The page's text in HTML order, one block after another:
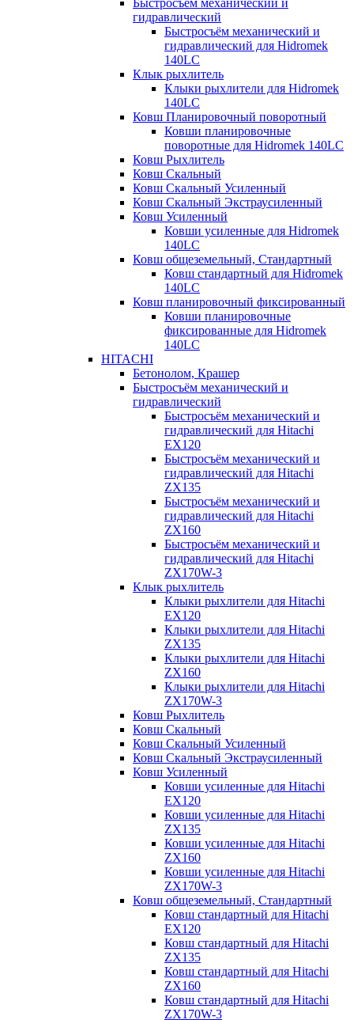
Быстросъём механический и
гидравлический
Быстросъём механический и
гидравлический для Hidromek
140LC
Клык рыхлитель
Клыки рыхлители для Hidromek
140LC
Ковш Планировочный поворотный
Ковши планировочные
поворотные для Hidromek 140LC
Ковш Рыхлитель
Ковш Скальный
Ковш Скальный Усиленный
Ковш Скальный Экстраусиленный
Ковш Усиленный
Ковши усиленные для Hidromek
140LC
Ковш общеземельный, Стандартный
Ковш стандартный для Hidromek
140LC
Ковш планировочный фиксированный
Ковши планировочные
фиксированные для Hidromek
140LC
HITACHI
Бетонолом, Крашер
Быстросъём механический и
гидравлический
Быстросъём механический и
гидравлический для Hitachi
EX120
Быстросъём механический и
гидравлический для Hitachi
ZX135
Быстросъём механический и
гидравлический для Hitachi
ZX160
Быстросъём механический и
гидравлический для Hitachi
ZX170W-3
Клык рыхлитель
Клыки рыхлители для Hitachi
EX120
Клыки рыхлители для Hitachi
ZX135
Клыки рыхлители для Hitachi
ZX160
Клыки рыхлители для Hitachi
ZX170W-3
Ковш Рыхлитель
Ковш Скальный
Ковш Скальный Усиленный
Ковш Скальный Экстраусиленный
Ковш Усиленный
Ковши усиленные для Hitachi
EX120
Ковши усиленные для Hitachi
ZX135
Ковши усиленные для Hitachi
ZX160
Ковши усиленные для Hitachi
ZX170W-3
Ковш общеземельный, Стандартный
Ковш стандартный для Hitachi
EX120
Ковш стандартный для Hitachi
ZX135
Ковш стандартный для Hitachi
ZX160
Ковш стандартный для Hitachi
ZX170W-3